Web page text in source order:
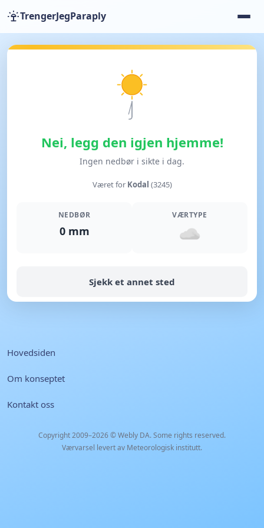
TrengerJegParaply
Nei, legg den igjen hjemme!
Ingen nedbør i sikte i dag.
Været for Kodal (3245)
NEDBØR
0 mm
VÆRTYPE
Sjekk et annet sted
Hovedsiden
Om konseptet
Kontakt oss
Copyright 2009–2026 ©Webly DA. Some rights reserved.
Værvarsel levert av Meteorologisk institutt.